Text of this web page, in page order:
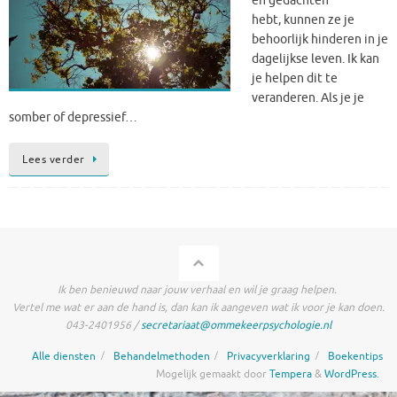
hebt, kunnen ze je
behoorlijk hinderen in je
dagelijkse leven. Ik kan
je helpen dit te
veranderen. Als je je
somber of depressief…
Lees verder
Ik ben benieuwd naar jouw verhaal en wil je graag helpen.
Vertel me wat er aan de hand is, dan kan ik aangeven wat ik voor je kan doen.
043-2401956 /secretariaat@ommekeerpsychologie.nl
Alle diensten Behandelmethoden Privacyverklaring
Boekentips
Mogelijk gemaakt doorTempera&WordPress.